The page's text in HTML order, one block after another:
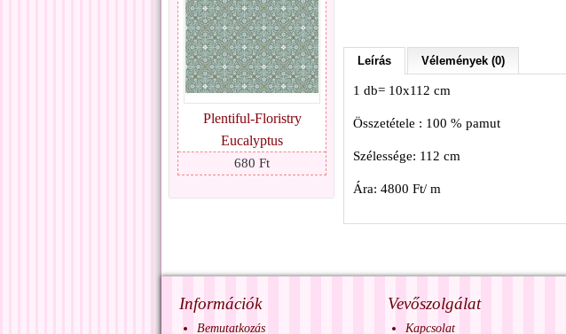
Plentiful-Floristry
Eucalyptus
680 Ft
Leírás Vélemények (0)
1 db= 10x112 cm
Összetétele : 100 % pamut
Szélessége: 112 cm
Ára: 4800 Ft/ m
Információk
Bemutatkozás
Vevőszolgálat
Kapcsolat